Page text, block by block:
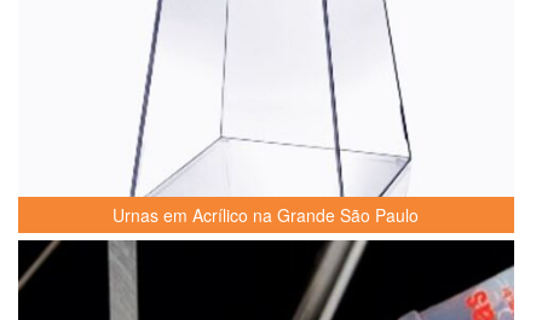
Urnas em Acrílico na Grande São Paulo